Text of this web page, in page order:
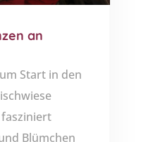
an
Start in den
Blümchen